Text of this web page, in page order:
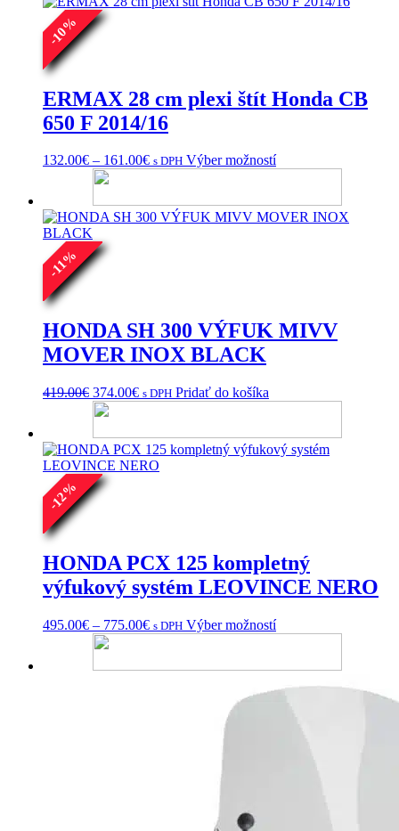
-
10
%
ERMAX 28 cm plexi štít Honda CB
650 F 2014/16
132.00€ – 161.00€Price
through
161.00€
s DPH Výber možnostíTento
viacero
variantov.
stránke
produktu.
-
11
%
HONDA SH 300 VÝFUK MIVV
MOVER INOX BLACK
419.00€ Pôvodná
cena
419.00€.
374.00€Aktuálna
374.00€.
s DPH Pridať do košíka
-
12
%
HONDA PCX 125 kompletný
výfukový systém LEOVINCE NERO
495.00€ – 775.00€Price
through
s DPH Výber možnostíTento
viacero
variantov.
produktu.